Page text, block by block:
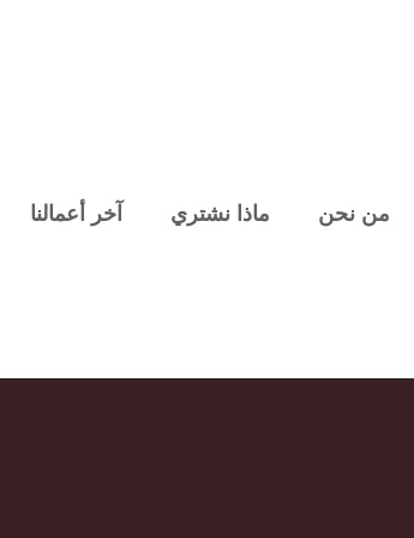
من نحن ماذا نشتري آخر أعمالنا